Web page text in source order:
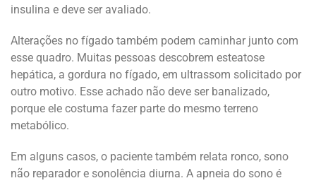
insulina e deve ser avaliado.
Alterações no fígado também podem caminhar junto com
esse quadro. Muitas pessoas descobrem esteatose
hepática, a gordura no fígado, em ultrassom solicitado por
outro motivo. Esse achado não deve ser banalizado,
porque ele costuma fazer parte do mesmo terreno
metabólico.
Em alguns casos, o paciente também relata ronco, sono
não reparador e sonolência diurna. A apneia do sono é